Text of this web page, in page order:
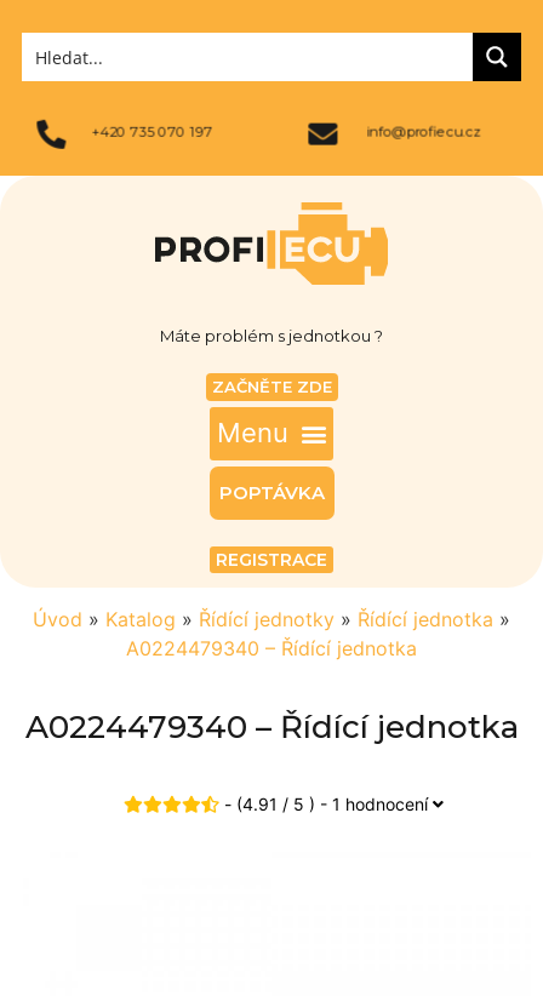
+420 735 070 197 info@profiecu.cz
Máte problém s jednotkou ?
ZAČNĚTE ZDE
POPTÁVKA
REGISTRACE
Úvod » Katalog » Řídící jednotky » Řídící jednotka »
A0224479340 – Řídící jednotka
A0224479340 – Řídící jednotka
- (4.91 / 5 ) - 1 hodnocení